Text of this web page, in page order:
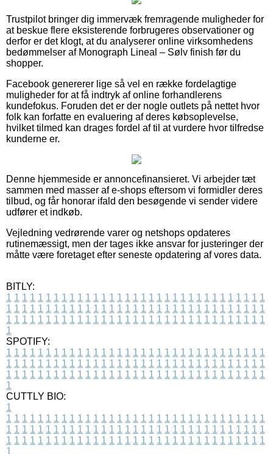
Trustpilot bringer dig immervæk fremragende muligheder for
at beskue flere eksisterende forbrugeres observationer og
derfor er det klogt, at du analyserer online virksomhedens
bedømmelser af Monograph Lineal – Sølv finish før du
shopper.
Facebook genererer lige så vel en række fordelagtige
muligheder for at få indtryk af online forhandlerens
kundefokus. Foruden det er der nogle outlets på nettet hvor
folk kan forfatte en evaluering af deres købsoplevelse,
hvilket tilmed kan drages fordel af til at vurdere hvor tilfredse
kunderne er.
Denne hjemmeside er annoncefinansieret. Vi arbejder tæt
sammen med masser af e-shops eftersom vi formidler deres
tilbud, og får honorar ifald den besøgende vi sender videre
udfører et indkøb.
Vejledning vedrørende varer og netshops opdateres
rutinemæssigt, men der tages ikke ansvar for justeringer der
måtte være foretaget efter seneste opdatering af vores data.
BITLY:
1 1 1 1 1 1 1 1 1 1 1 1 1 1 1 1 1 1 1 1 1 1 1 1 1 1 1 1 1 1 1 1 1
1 1 1 1 1 1 1 1 1 1 1 1 1 1 1 1 1 1 1 1 1 1 1 1 1 1 1 1 1 1 1 1 1
1 1 1 1 1 1 1 1 1 1 1 1 1 1 1 1 1 1 1 1 1 1 1 1 1 1 1 1 1 1 1 1 1
1
SPOTIFY:
1 1 1 1 1 1 1 1 1 1 1 1 1 1 1 1 1 1 1 1 1 1 1 1 1 1 1 1 1 1 1 1 1
1 1 1 1 1 1 1 1 1 1 1 1 1 1 1 1 1 1 1 1 1 1 1 1 1 1 1 1 1 1 1 1 1
1 1 1 1 1 1 1 1 1 1 1 1 1 1 1 1 1 1 1 1 1 1 1 1 1 1 1 1 1 1 1 1 1
1
CUTTLY BIO:
1
1 1 1 1 1 1 1 1 1 1 1 1 1 1 1 1 1 1 1 1 1 1 1 1 1 1 1 1 1 1 1 1 1
1 1 1 1 1 1 1 1 1 1 1 1 1 1 1 1 1 1 1 1 1 1 1 1 1 1 1 1 1 1 1 1 1
1 1 1 1 1 1 1 1 1 1 1 1 1 1 1 1 1 1 1 1 1 1 1 1 1 1 1 1 1 1 1 1 1
1